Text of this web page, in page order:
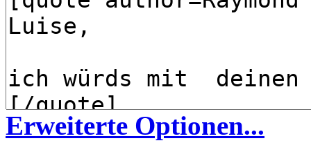
Erweiterte Optionen...